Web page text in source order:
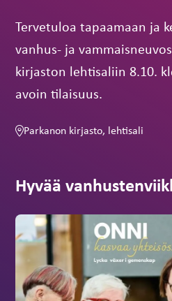
Tervetuloa tapaamaan ja
vanhus- ja
kirjaston lehtisaliin 8.10.
avoin tilaisuus.
Parkanon kirjasto, lehtisali
Hyvää